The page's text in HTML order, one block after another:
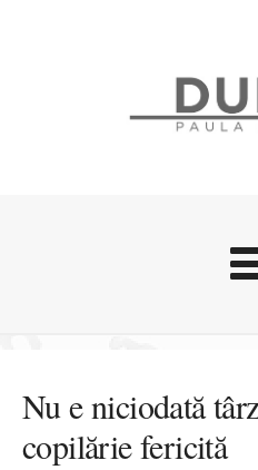
Nu e niciodată
copilărie fericită